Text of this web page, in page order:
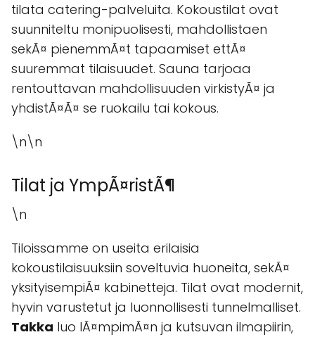
tilata catering-palveluita. Kokoustilat ovat
suunniteltu monipuolisesti, mahdollistaen
sekÃ¤ pienemmÃ¤t tapaamiset ettÃ¤
suuremmat tilaisuudet. Sauna tarjoaa
rentouttavan mahdollisuuden virkistyÃ¤ ja
yhdistÃ¤Ã¤ se ruokailu tai kokous.
\n\n
Tilat ja YmpÃ¤ristÃ¶
\n
Tiloissamme on useita erilaisia
kokoustilaisuuksiin soveltuvia huoneita, sekÃ¤
yksityisempiÃ¤ kabinetteja. Tilat ovat modernit,
hyvin varustetut ja luonnollisesti tunnelmalliset.
Takka luo lÃ¤mpimÃ¤n ja kutsuvan ilmapiirin,